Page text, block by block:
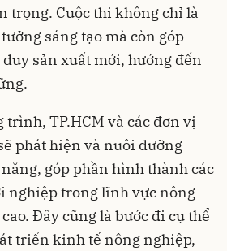
trọng. Cuộc thi không chỉ là
sáng tạo mà còn góp
sản xuất mới, hướng đến
trình, TP.HCM và các đơn vị
phát hiện và nuôi dưỡng
góp phần hình thành các
nghiệp trong lĩnh vực nông
Đây cũng là bước đi cụ thể
triển kinh tế nông nghiệp,